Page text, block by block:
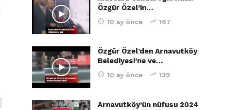
Özgür Özel’in…
10 ay önce 167
Özgür Özel’den Arnavutköy
Belediyesi’ne ve…
10 ay önce 139
Arnavutköy’ün nüfusu 2024